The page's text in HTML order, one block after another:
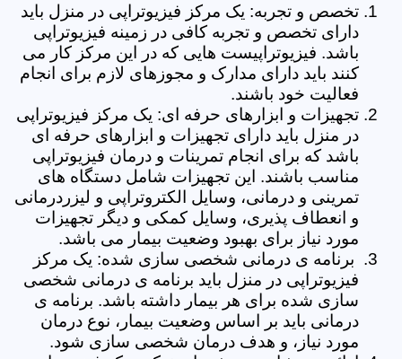
تخصص و تجربه: یک مرکز فیزیوتراپی در منزل باید
دارای تخصص و تجربه کافی در زمینه فیزیوتراپی
باشد. فیزیوتراپیست هایی که در این مرکز کار می
کنند باید دارای مدارک و مجوزهای لازم برای انجام
فعالیت خود باشند.
تجهیزات و ابزارهای حرفه ای: یک مرکز فیزیوتراپی
در منزل باید دارای تجهیزات و ابزارهای حرفه ای
باشد که برای انجام تمرینات و درمان فیزیوتراپی
مناسب باشند. این تجهیزات شامل دستگاه های
تمرینی و درمانی، وسایل الکتروتراپی و لیزردرمانی
و انعطاف پذیری، وسایل کمکی و دیگر تجهیزات
مورد نیاز برای بهبود وضعیت بیمار می باشد.
برنامه ی درمانی شخصی سازی شده: یک مرکز
فیزیوتراپی در منزل باید برنامه ی درمانی شخصی
سازی شده برای هر بیمار داشته باشد. برنامه ی
درمانی باید بر اساس وضعیت بیمار، نوع درمان
مورد نیاز، و هدف درمان شخصی سازی شود.